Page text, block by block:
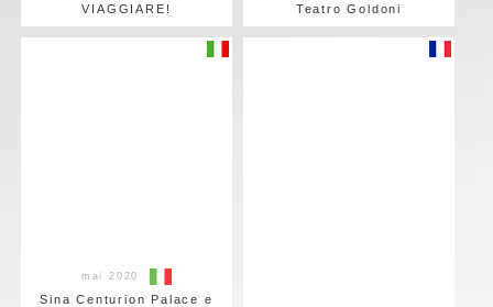
VIAGGIARE!
Teatro Goldoni
mai 2020
Sina Centurion Palace e